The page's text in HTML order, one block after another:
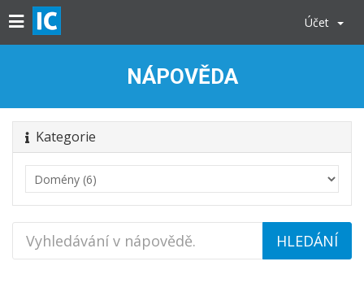
Účet
NÁPOVĚDA
Kategorie